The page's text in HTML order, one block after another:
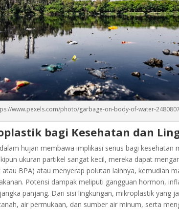
www.pexels.com/photo/garbage-on-body-of-water-
bagi Kesehatan dan
hujan membawa implikasi serius bagi kesehatan
ukuran partikel sangat kecil, mereka dapat
BPA) atau menyerap polutan lainnya, kemudian
Potensi dampak meliputi gangguan hormon,
panjang. Dari sisi lingkungan, mikroplastik yang
air permukaan, dan sumber air minum, serta